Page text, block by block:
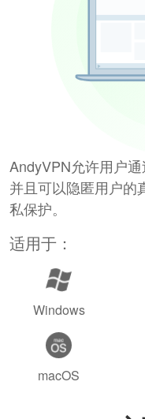
AndyVPN允许用户
并且可以隐匿用户的
私保护。
适用于：
Windows
macOS